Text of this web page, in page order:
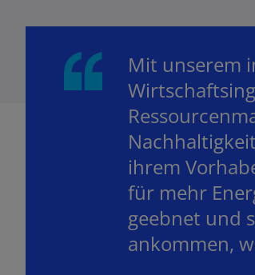
Mit unserem
ihrem
für mehr
geebnet und
ankommen,